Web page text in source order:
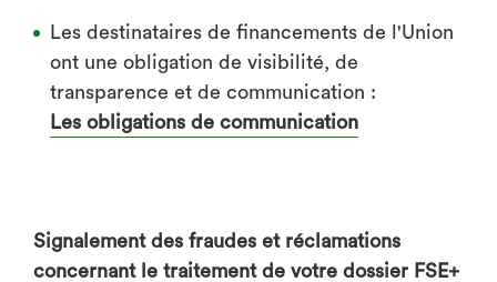
Les destinataires de financements de l'Union
ont une obligation de visibilité, de
transparence et de communication :
Les obligations de communication
Signalement des fraudes et réclamations
concernant le traitement de votre dossier FSE+